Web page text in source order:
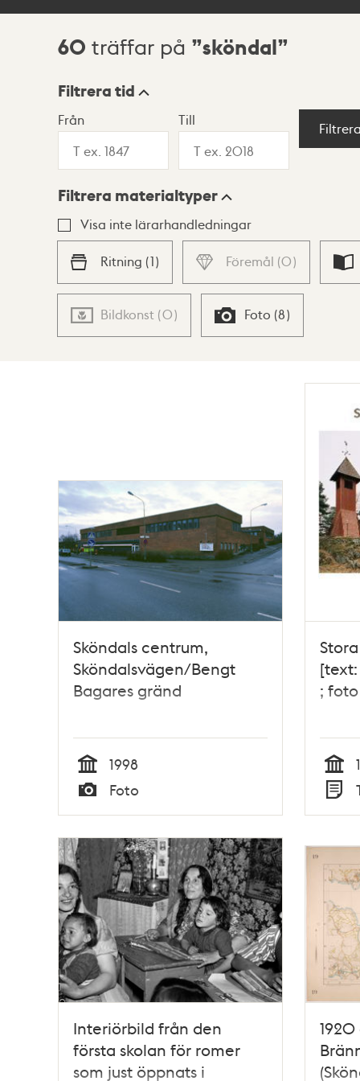
Sökresultat
60 träffar på sköndal
Visningsläge
Lista Karta
Filtrera tid
Från Till
Filtrera materialtyper
Visa inte lärarhandledningar
Ritning (1) Föremål (0)
Bildkonst (0) Foto (8)
Sköndals centrum,
Sköndalsvägen/Bengt
Bagares gränd
Tid
1998
Typ
Foto
;
Tid
Typ
Interiörbild från den
första skolan för romer
som just öppnats i
1920